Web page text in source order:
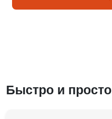
Быстро и просто